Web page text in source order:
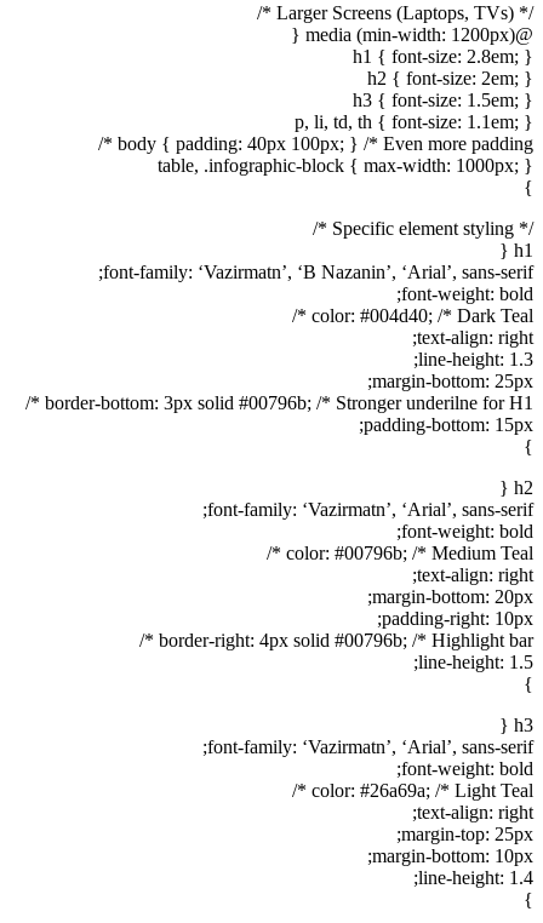
/* Larger Screens (Laptops, TVs) */
@media (min-width: 1200px) {
h1 { font-size: 2.8em; }
h2 { font-size: 2em; }
h3 { font-size: 1.5em; }
p, li, td, th { font-size: 1.1em; }
body { padding: 40px 100px; } /* Even more padding */
table, .infographic-block { max-width: 1000px; }
}
/* Specific element styling */
h1 {
font-family: ‘Vazirmatn’, ‘B Nazanin’, ‘Arial’, sans-serif;
font-weight: bold;
color: #004d40; /* Dark Teal */
text-align: right;
line-height: 1.3;
margin-bottom: 25px;
border-bottom: 3px solid #00796b; /* Stronger underilne for H1 */
padding-bottom: 15px;
}
h2 {
font-family: ‘Vazirmatn’, ‘Arial’, sans-serif;
font-weight: bold;
color: #00796b; /* Medium Teal */
text-align: right;
margin-bottom: 20px;
padding-right: 10px;
border-right: 4px solid #00796b; /* Highlight bar */
line-height: 1.5;
}
h3 {
font-family: ‘Vazirmatn’, ‘Arial’, sans-serif;
font-weight: bold;
color: #26a69a; /* Light Teal */
text-align: right;
margin-top: 25px;
margin-bottom: 10px;
line-height: 1.4;
}